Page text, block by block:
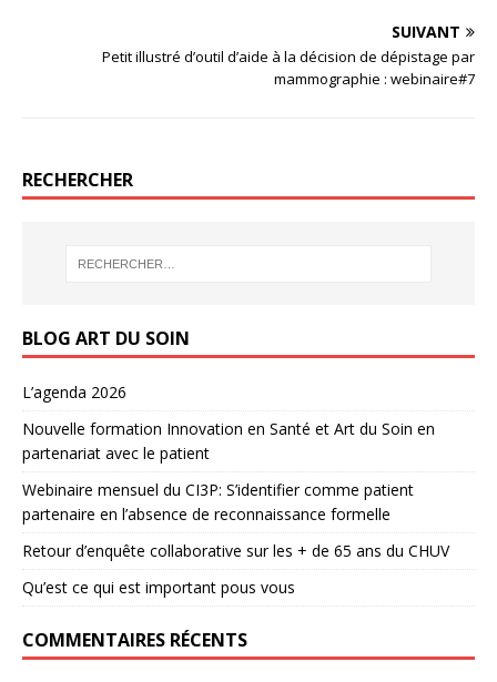
SUIVANT
Petit illustré d’outil d’aide à la décision de dépistage par
mammographie : webinaire#7
RECHERCHER
BLOG ART DU SOIN
L’agenda 2026
Nouvelle formation Innovation en Santé et Art du Soin en
partenariat avec le patient
Webinaire mensuel du CI3P: S’identifier comme patient
partenaire en l’absence de reconnaissance formelle
Retour d’enquête collaborative sur les + de 65 ans du CHUV
Qu’est ce qui est important pous vous
COMMENTAIRES RÉCENTS